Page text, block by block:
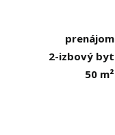
prenájom
2-izbový byt
50 m²